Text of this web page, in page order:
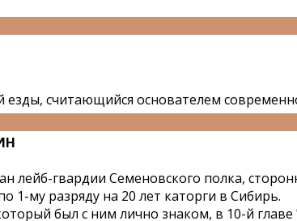
езды, считающийся основателем
лейб-гвардии Семеновского полка,
1-му разряду на 20 лет каторги в Сибирь.
был с ним лично знаком, в 10-й главе